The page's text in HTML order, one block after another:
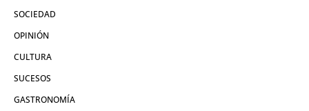
SOCIEDAD
OPINIÓN
CULTURA
SUCESOS
GASTRONOMÍA